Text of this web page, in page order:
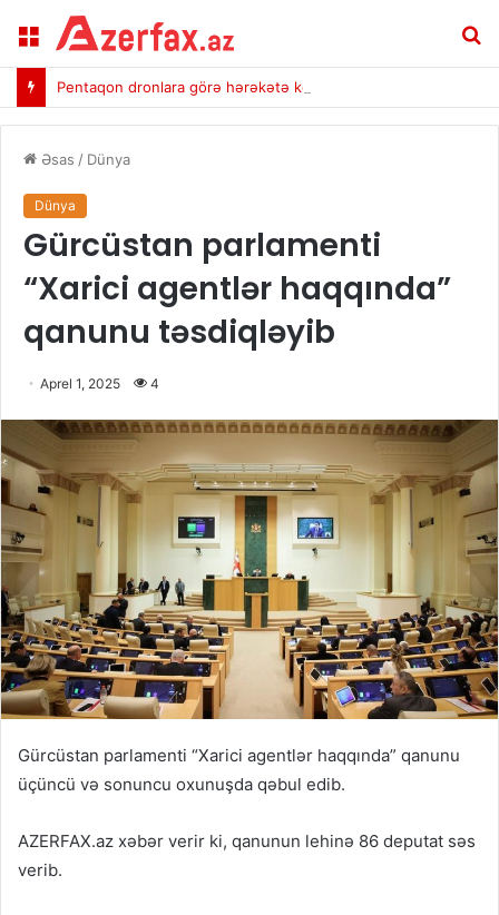
Menu
Pentaqon dronlara görə hərəkətə keçdi
Əsas / Dünya
Dünya
Gürcüstan parlamenti
“Xarici agentlər haqqında”
qanunu təsdiqləyib
Aprel 1, 2025 4
Gürcüstan parlamenti “Xarici agentlər haqqında” qanunu
üçüncü və sonuncu oxunuşda qəbul edib.
AZERFAX.az xəbər verir ki, qanunun lehinə 86 deputat səs
verib.